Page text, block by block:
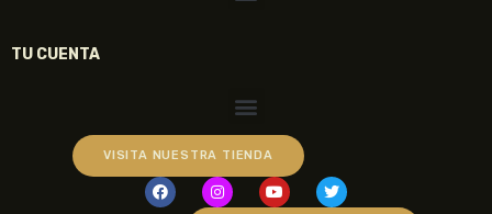
TU CUENTA
VISITA NUESTRA TIENDA